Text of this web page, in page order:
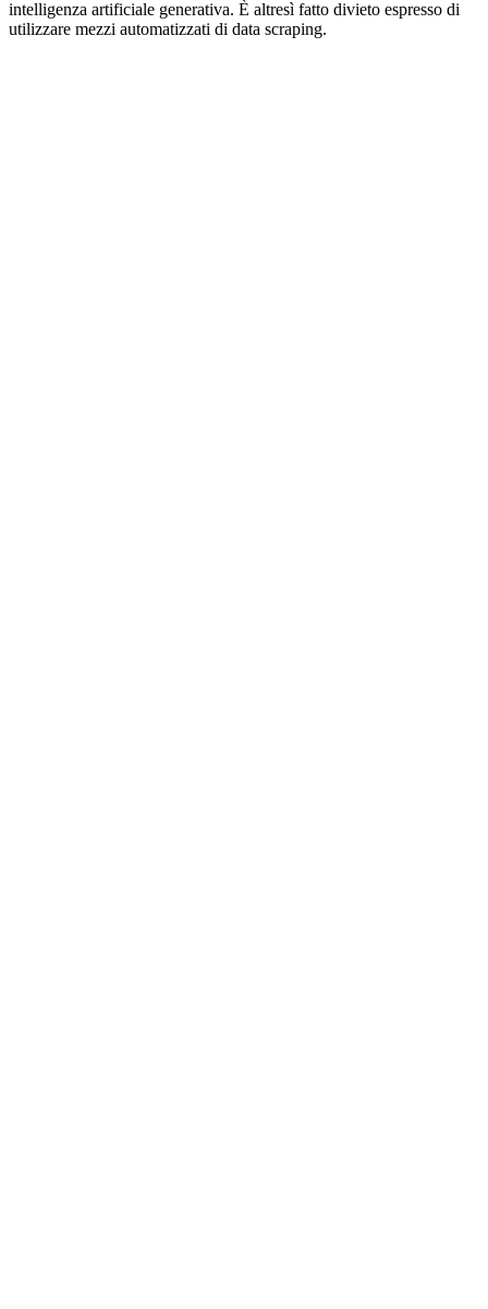
intelligenza artificiale generativa. È altresì fatto divieto espresso di
utilizzare mezzi automatizzati di data scraping.